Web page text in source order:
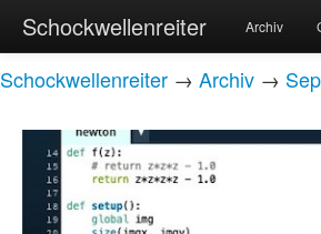
Schockwellenreiter Archiv
Schockwellenreiter → Archiv →